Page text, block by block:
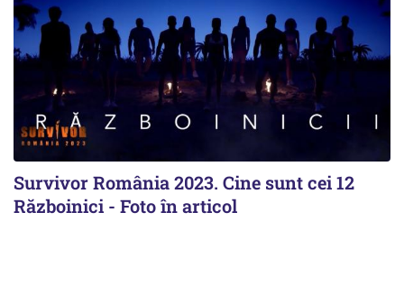
Survivor România 2023. Cine sunt cei 12
Războinici - Foto în articol